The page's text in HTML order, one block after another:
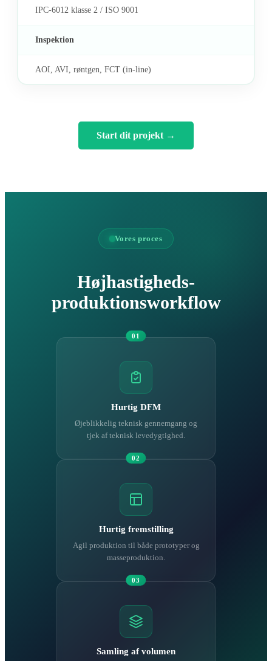
IPC-6012 klasse 2 / ISO 9001
Inspektion
AOI, AVI, røntgen, FCT (in-line)
Start dit projekt →
Vores proces
Højhastigheds-
produktionsworkflow
01
Hurtig DFM
Øjeblikkelig teknisk gennemgang og
tjek af teknisk levedygtighed.
02
Hurtig fremstilling
Agil produktion til både prototyper og
masseproduktion.
03
Samling af volumen